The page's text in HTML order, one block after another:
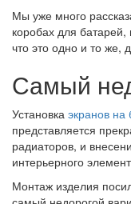
Мы уже много
коробах для батарей,
что это одно и то же,
Самый
Установка экранов на
представляется
радиаторов, и
интерьерного
Монтаж изделия